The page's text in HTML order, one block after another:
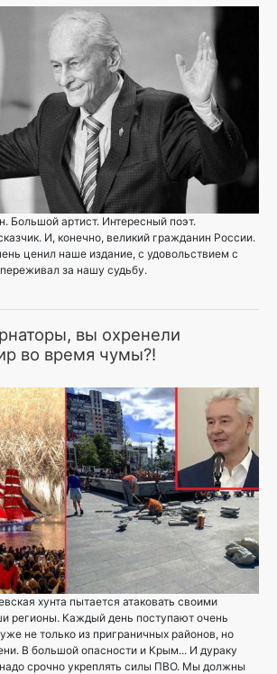
Большой артист. Интересный поэт.
И, конечно, великий гражданин России.
ценил наше издание, с удовольствием с
за нашу судьбу.
вы охренели
во время чумы?!
хунта пытается атаковать своими
регионы. Каждый день поступают очень
не только из приграничных районов, но
В большой опасности и Крым... И дураку
надо срочно укреплять силы ПВО. Мы должны